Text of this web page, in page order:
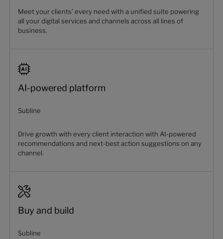
Meet your clients’ every need with a unified suite powering
all your digital services and channels across all lines of
business.
AI-powered platform
Subline
Drive growth with every client interaction with AI-powered
recommendations and next-best action suggestions on any
channel.
Buy and build
Subline